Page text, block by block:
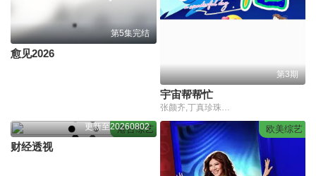
第5集完结
愈见2026
第3期
宇宙帮帮忙
港台综艺
更新至20260802
财经透视
欧美综艺